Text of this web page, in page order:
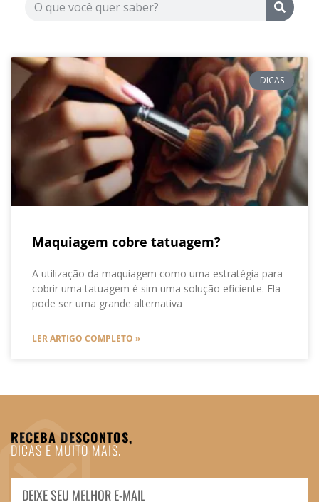
DICAS
Maquiagem cobre tatuagem?
A utilização da maquiagem como uma estratégia para
cobrir uma tatuagem é sim uma solução eficiente. Ela
pode ser uma grande alternativa
LER ARTIGO COMPLETO »
RECEBA DESCONTOS,
DICAS E MUITO MAIS.